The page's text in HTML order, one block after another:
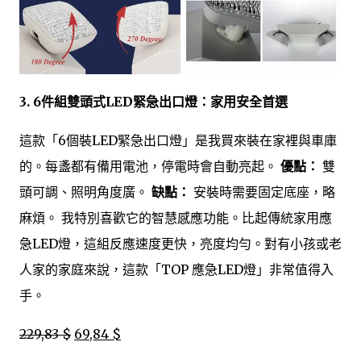
3. 6件組雙頭式LED緊急出口燈：家用安全首選
這款「6個裝LED緊急出口燈」是我買來裝在家裡與車庫
的。每盞都有備用電池，停電時會自動亮起。 優點： 雙
頭可調、照明角度廣。 缺點： 安裝時需要固定底座，略
麻煩。 我特別喜歡它的智慧感應功能。比起傳統家用應
急LED燈，這組反應速度更快，亮度均勻。對有小孩或老
人家的家庭來說，這款「TOP 應急LED燈」非常值得入
手。
229,83 $ 69,84 $